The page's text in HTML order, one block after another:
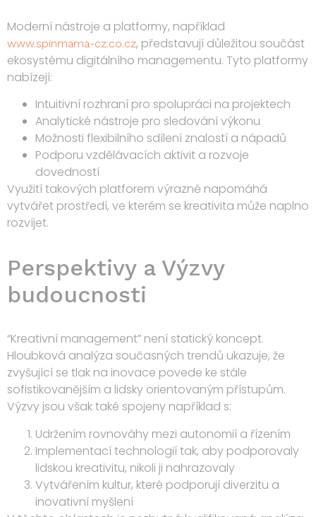
Moderní nástroje a platformy, například
www.spinmama-cz.co.cz, představují důležitou součást
ekosystému digitálního managementu. Tyto platformy
nabízejí:
Intuitivní rozhraní pro spolupráci na projektech
Analytické nástroje pro sledování výkonu
Možnosti flexibilního sdílení znalostí a nápadů
Podporu vzdělávacích aktivit a rozvoje
dovedností
Využití takových platforem výrazně napomáhá
vytvářet prostředí, ve kterém se kreativita může naplno
rozvíjet.
Perspektivy a Výzvy
budoucnosti
“Kreativní management” není statický koncept.
Hloubková analýza současných trendů ukazuje, že
zvyšující se tlak na inovace povede ke stále
sofistikovanějším a lidsky orientovaným přístupům.
Výzvy jsou však také spojeny například s:
Udržením rovnováhy mezi autonomií a řízením
Implementací technologií tak, aby podporovaly
lidskou kreativitu, nikoli ji nahrazovaly
Vytvářením kultur, které podporují diverzitu a
inovativní myšlení